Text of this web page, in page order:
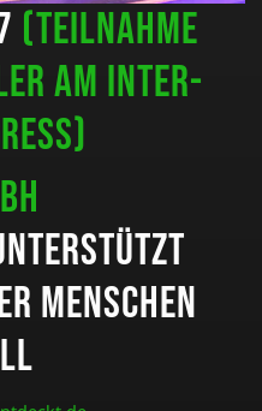
(Teilnahme
am Inter­
Menschen